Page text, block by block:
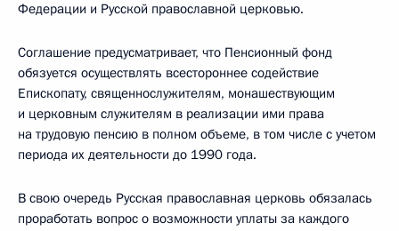
Федерации и Русской православной церковью.
Соглашение предусматривает, что Пенсионный фонд
обязуется осуществлять всестороннее содействие
Епископату, священнослужителям, монашествующим
и церковным служителям в реализации ими права
на трудовую пенсию в полном объеме, в том числе с учетом
периода их деятельности до 1990 года.
В свою очередь Русская православная церковь обязалась
проработать вопрос о возможности уплаты за каждого